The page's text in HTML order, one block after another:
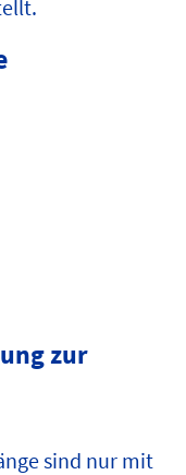
zur
sind nur mit